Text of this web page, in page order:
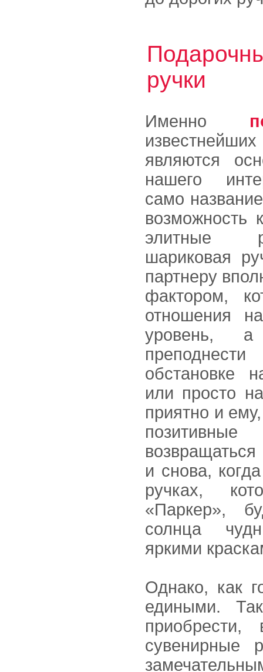
ручки
Именно
являются
нашего
само
возможность
элитные
шариковая
партнеру
фактором,
отношения
уровень,
обстановке
или просто
приятно и
и снова,
ручках,
«Паркер»,
солнца
яркими
Однако, как
едиными.
сувенирные